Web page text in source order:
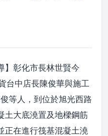
】彰化市長林世賢今
台中店長陳俊華與施工
等人，到位於旭光西路
土大底澆置及地樑鋼筋
正在進行筏基混凝土澆